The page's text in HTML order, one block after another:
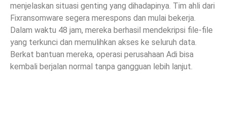
menjelaskan situasi genting yang dihadapinya. Tim ahli dari
Fixransomware segera merespons dan mulai bekerja.
Dalam waktu 48 jam, mereka berhasil mendekripsi file-file
yang terkunci dan memulihkan akses ke seluruh data.
Berkat bantuan mereka, operasi perusahaan Adi bisa
kembali berjalan normal tanpa gangguan lebih lanjut.